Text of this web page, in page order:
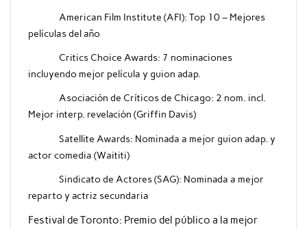
American Film Institute (AFI): Top 10 – Mejores
películas del año
Critics Choice Awards: 7 nominaciones
incluyendo mejor película y guion adap.
Asociación de Críticos de Chicago: 2 nom. incl.
Mejor interp. revelación (Griffin Davis)
Satellite Awards: Nominada a mejor guion adap. y
actor comedia (Waititi)
Sindicato de Actores (SAG): Nominada a mejor
reparto y actriz secundaria
Festival de Toronto: Premio del público a la mejor